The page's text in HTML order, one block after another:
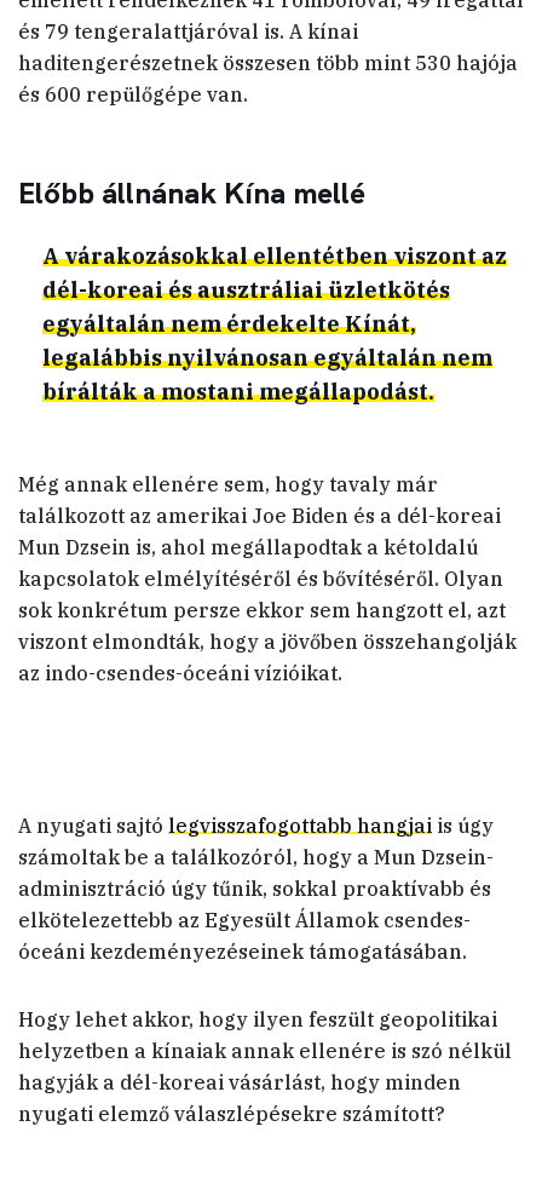
és 79 tengeralattjáróval is. A kínai
haditengerészetnek összesen több mint 530 hajója
és 600 repülőgépe van.
Előbb állnának Kína mellé
A várakozásokkal ellentétben viszont az
dél-koreai és ausztráliai üzletkötés
egyáltalán nem érdekelte Kínát,
legalábbis nyilvánosan egyáltalán nem
bírálták a mostani megállapodást.
Még annak ellenére sem, hogy tavaly már
találkozott az amerikai Joe Biden és a dél-koreai
Mun Dzsein is, ahol megállapodtak a kétoldalú
kapcsolatok elmélyítéséről és bővítéséről. Olyan
sok konkrétum persze ekkor sem hangzott el, azt
viszont elmondták, hogy a jövőben összehangolják
az indo-csendes-óceáni vízióikat.
A nyugati sajtó legvisszafogottabb hangjai is úgy
számoltak be a találkozóról, hogy a Mun Dzsein-
adminisztráció úgy tűnik, sokkal proaktívabb és
elkötelezettebb az Egyesült Államok csendes-
óceáni kezdeményezéseinek támogatásában.
Hogy lehet akkor, hogy ilyen feszült geopolitikai
helyzetben a kínaiak annak ellenére is szó nélkül
hagyják a dél-koreai vásárlást, hogy minden
nyugati elemző válaszlépésekre számított?